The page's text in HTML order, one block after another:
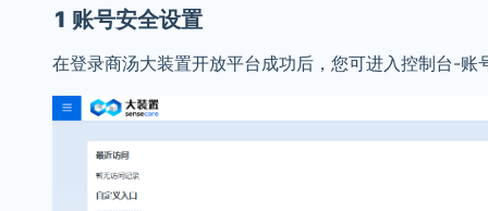
1 账号安全设置
在登录商汤大装置开放平台成功后，您可进入控制台-